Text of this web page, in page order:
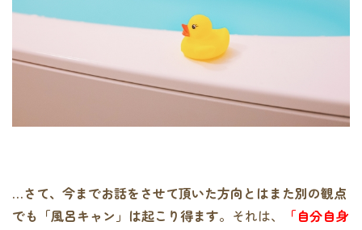
…さて、今までお話をさせて頂いた方向とはまた別の観点
でも「風呂キャン」は起こり得ます。それは、
「自分自身